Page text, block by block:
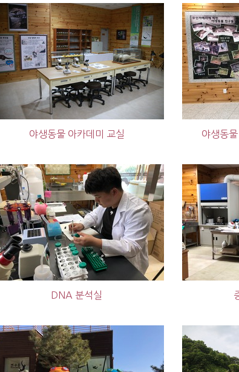
야생동물 아카데미 교실
DNA 분석실
야생동